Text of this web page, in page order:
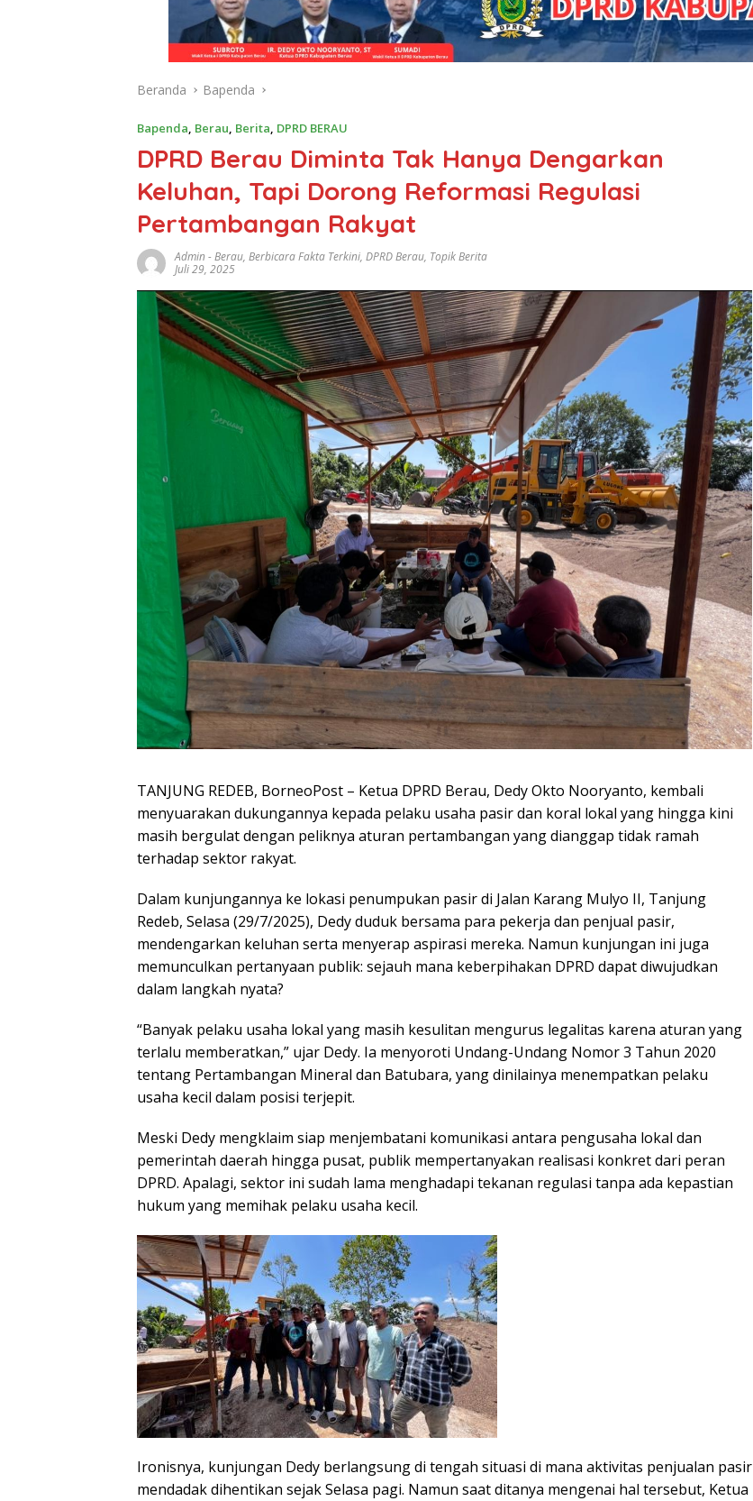
Beranda Bapenda
Bapenda, Berau, Berita, DPRD BERAU
DPRD Berau Diminta Tak Hanya Dengarkan
Keluhan, Tapi Dorong Reformasi Regulasi
Pertambangan Rakyat
Admin-Berau, Berbicara Fakta Terkini, DPRD Berau, Topik Berita
Juli 29, 2025
TANJUNG REDEB, BorneoPost – Ketua DPRD Berau, Dedy Okto Nooryanto, kembali
menyuarakan dukungannya kepada pelaku usaha pasir dan koral lokal yang hingga kini
masih bergulat dengan peliknya aturan pertambangan yang dianggap tidak ramah
terhadap sektor rakyat.
Dalam kunjungannya ke lokasi penumpukan pasir di Jalan Karang Mulyo II, Tanjung
Redeb, Selasa (29/7/2025), Dedy duduk bersama para pekerja dan penjual pasir,
mendengarkan keluhan serta menyerap aspirasi mereka. Namun kunjungan ini juga
memunculkan pertanyaan publik: sejauh mana keberpihakan DPRD dapat diwujudkan
dalam langkah nyata?
“Banyak pelaku usaha lokal yang masih kesulitan mengurus legalitas karena aturan yang
terlalu memberatkan,” ujar Dedy. Ia menyoroti Undang-Undang Nomor 3 Tahun 2020
tentang Pertambangan Mineral dan Batubara, yang dinilainya menempatkan pelaku
usaha kecil dalam posisi terjepit.
Meski Dedy mengklaim siap menjembatani komunikasi antara pengusaha lokal dan
pemerintah daerah hingga pusat, publik mempertanyakan realisasi konkret dari peran
DPRD. Apalagi, sektor ini sudah lama menghadapi tekanan regulasi tanpa ada kepastian
hukum yang memihak pelaku usaha kecil.
Ironisnya, kunjungan Dedy berlangsung di tengah situasi di mana aktivitas penjualan pasir
mendadak dihentikan sejak Selasa pagi. Namun saat ditanya mengenai hal tersebut, Ketua